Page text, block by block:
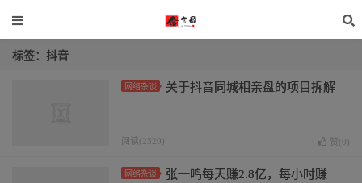
标签：抖音
网络杂谈 关于抖音同城相亲盘的项目拆解
阅读(2320) 赞( 0 )
网络杂谈
张一鸣每天赚2.8亿，每小时赚